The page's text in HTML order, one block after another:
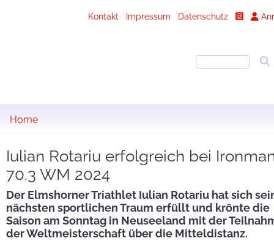
Kontakt Impressum Datenschutz
Home
Iulian Rotariu erfolgreich bei
70.3 WM 2024
Der Elmshorner Triathlet Iulian Rotariu hat sich
nächsten sportlichen Traum erfüllt und krönte die
Saison am Sonntag in Neuseeland mit der
der Weltmeisterschaft über die Mitteldistanz.